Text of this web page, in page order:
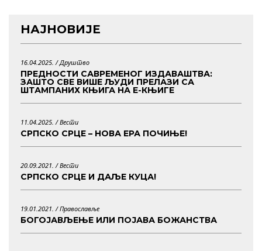
НАЈНОВИЈЕ
16.04.2025. /Друштво
ПРЕДНОСТИ САВРЕМЕНОГ ИЗДАВАШТВА:
ЗАШТО СВЕ ВИШЕ ЉУДИ ПРЕЛАЗИ СА
ШТАМПАНИХ КЊИГА НА Е-КЊИГЕ
11.04.2025. /Вести
СРПСКО СРЦЕ – НОВА ЕРА ПОЧИЊЕ!
20.09.2021. /Вести
СРПСКО СРЦЕ И ДАЉЕ КУЦА!
19.01.2021. /Православље
БОГОЈАВЉЕЊЕ ИЛИ ПОЈАВА БОЖАНСТВА